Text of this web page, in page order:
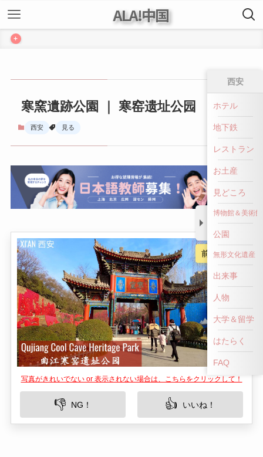
ALA!中国
+
寒窯遺跡公園 ｜ 寒窑遗址公园
西安 見る
前へ戻る
写真がきれいでない or 表示されない場合は、こちらをクリックして！
👎 NG！ 👍 いいね！
西安
ホテル
地下鉄
レストラン
お土産
見どころ
博物館＆美術館
公園
無形文化遺産
出来事
人物
大学＆留学
はたらく
FAQ